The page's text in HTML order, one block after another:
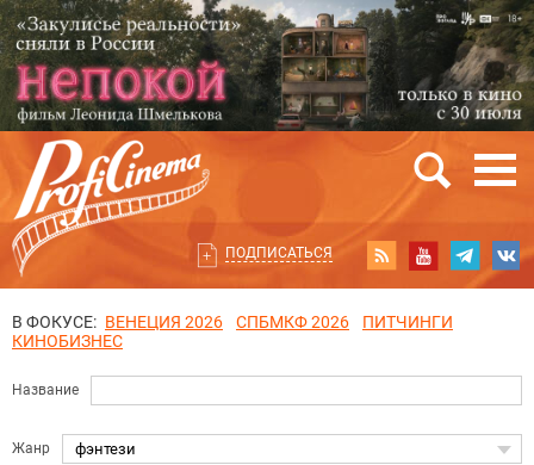
ПОДПИСАТЬСЯ
В ФОКУСЕ: ВЕНЕЦИЯ 2026 СПБМКФ 2026
ПИТЧИНГИ
КИНОБИЗНЕС
Название
Жанр фэнтези